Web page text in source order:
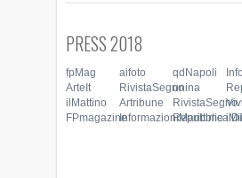
PRESS 2018
fpMag aifoto qdNapoli
ArteIt
RivistaSegnounina
ilMattino
Artribune RivistaSegno
FPmagazineInformazioniMarittime